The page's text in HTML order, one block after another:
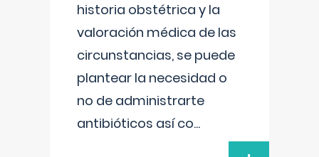
historia obstétrica y la
valoración médica de las
circunstancias, se puede
plantear la necesidad o
no de administrarte
antibióticos así co...